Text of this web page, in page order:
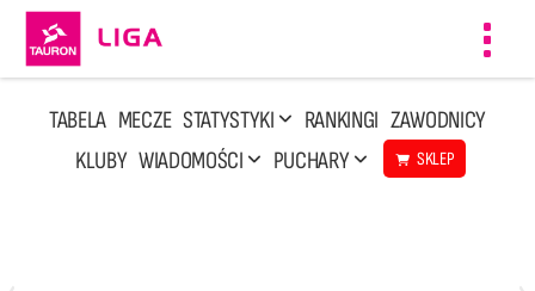
TABELA MECZE STATYSTYKI RANKINGI ZAWODNICY
KLUBY WIADOMOŚCI PUCHARY SKLEP